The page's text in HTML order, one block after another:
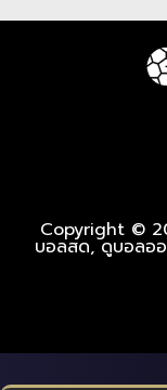
Copyright ©
บอลสด, ดูบอลอ